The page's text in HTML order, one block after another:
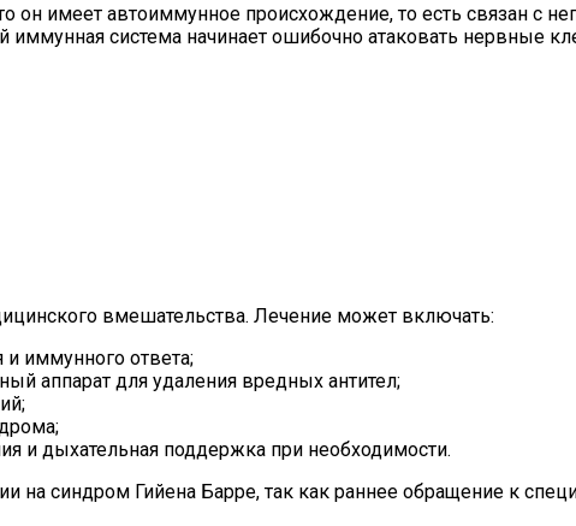
он имеет автоиммунное происхождение, то есть связан с
система начинает ошибочно атаковать нервные
вмешательства. Лечение может включать:
иммунного ответа;
аппарат для удаления вредных антител;
и дыхательная поддержка при необходимости.
синдром Гийена Барре, так как раннее обращение к